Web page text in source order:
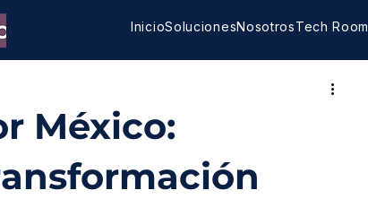
InicioSolucionesNosotrosTech Room
México: